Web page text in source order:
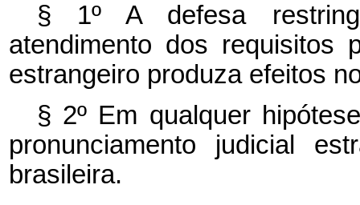
§ 1º A defesa
atendimento dos requisitos
estrangeiro produza efeitos
§ 2º Em qualquer
pronunciamento judicial
brasileira.